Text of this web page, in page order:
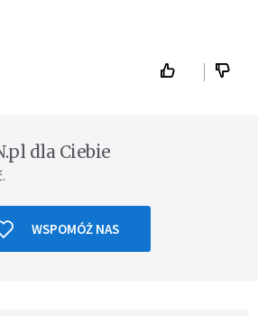
dla Ciebie
WSPOMÓŻ NAS